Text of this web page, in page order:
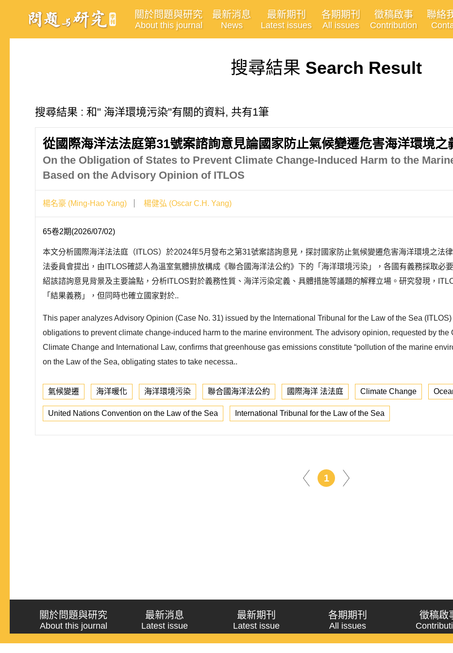
關於問題與研究
About this journal
最新消息
News
最新期刊
Latest issues
各期期刊
All issues
徵稿啟事
Contribution
聯絡
搜尋結果 Search Result
搜尋結果 : 和" 海洋環境污染"有關的資料, 共有1筆
從國際海洋法法庭第31號案諮詢意見論國家防止氣候變遷危害海洋環境之
On the Obligation of States to Prevent Climate Change-Induced Harm to the
Based on the Advisory Opinion of ITLOS
楊名豪 (Ming-Hao Yang) 楊健弘 (Oscar C.H. Yang)
65卷2期(2026/07/02)
本文分析國際海洋法法庭（ITLOS）於2024年5月發布之第31號案諮詢意見，探討國家防止氣候變遷危害海洋環境之法
法委員會提出，由ITLOS確認人為溫室氣體排放構成《聯合國海洋法公約》下的「海洋環境污染」，各國有義務採取必
紹該諮詢意見背景及主要論點，分析ITLOS對於義務性質、海洋污染定義、具體措施等議題的解釋立場。研究發現，
「結果義務」，但同時也確立國家對於..
This paper analyzes Advisory Opinion (Case No. 31) issued by the International Tribunal for the Law of the Sea (ITLOS)
obligations to prevent climate change-induced harm to the marine environment. The advisory opinion, requested by
Climate Change and International Law, confirms that greenhouse gas emissions constitute “pollution of the marine
on the Law of the Sea, obligating states to take necessa..
氣候變遷 海洋暖化 海洋環境污染 聯合國海洋法公約 國際海洋 法法庭 Climate Change
United Nations Convention on the Law of the Sea International Tribunal for the Law of the Sea
1
關於問題與研究
About this journal
最新消息
Latest issue
最新期刊
Latest issue
各期期刊
All issues
徵稿啟